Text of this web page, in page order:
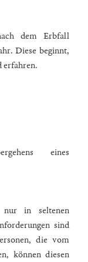
dem Erbfall
Diese beginnt,
erfahren.
eines
nur in seltenen
sind
die vom
können diesen